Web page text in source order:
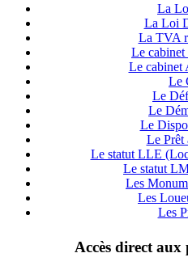
La
La Loi
La TVA
Le
Le
Le
Le
Le
Le
Le Prêt
Le statut LLE
Le statut
Les
Les
Les
Accès direct aux